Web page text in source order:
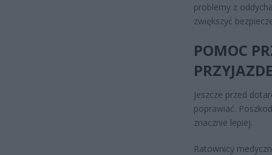
problemy z
zwiększyć
POMOC
Jeszcze przed
poprawiać.
znacznie lepiej.
Ratownicy